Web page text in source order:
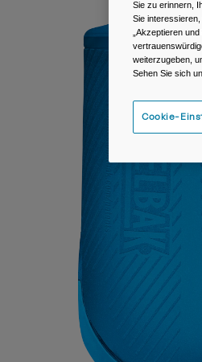
Sie zu erinnern,
Sie
„Akzeptieren
weiterzugeben,
Sehen Sie sich
Cookie-